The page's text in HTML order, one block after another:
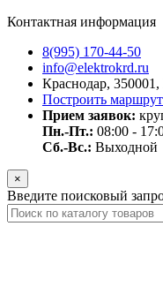
Контактная информация
8(995) 170-44-50
info@elektrokrd.ru
Краснодар,
Построить
Прием заявок:
Пн.-Пт.: 08:00 -
Сб.-Вс.: Выходной
×
Введите поисковый